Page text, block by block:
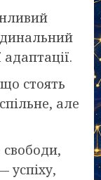
стоять
але
свободи,
успіху,